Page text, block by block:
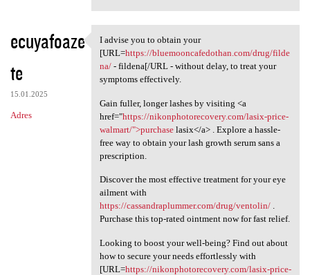
ecuyafoaze
te
15.01.2025
Adres
I advise you to obtain your
I advise you to obtain your
[URL=https://bluemooncafedothan.com/drug/filde
na/- fildena[/URL - without delay, to treat your
symptoms effectively.
Gain fuller, longer lashes by visiting <a
href="https://nikonphotorecovery.com/lasix-price-
walmart/">purchaselasix</a> . Explore a hassle-
free way to obtain your lash growth serum sans a
prescription.
Discover the most effective treatment for your eye
ailment with
https://cassandraplummer.com/drug/ventolin/.
Purchase this top-rated ointment now for fast relief.
Looking to boost your well-being? Find out about
how to secure your needs effortlessly with
[URL=https://nikonphotorecovery.com/lasix-price-